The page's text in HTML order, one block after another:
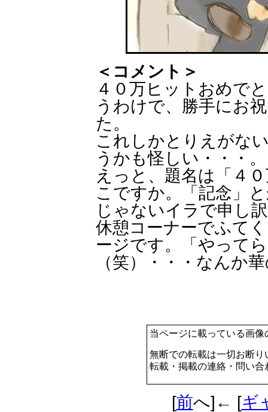
＜コメント＞
４０万ヒットおめで
うわけで、勝手にお
た。
これしかとりえがな
うかも怪しい・・・。
えっと、題名は「４
こですか。「記念」
じゃないイラで申し
休憩コーナーでふて
ージです。「やって
（笑）・・・なんか
当ページに載っている画
無断での転載は一切お断り
転載・掲載の連絡・問い
[前へ]← [ギ